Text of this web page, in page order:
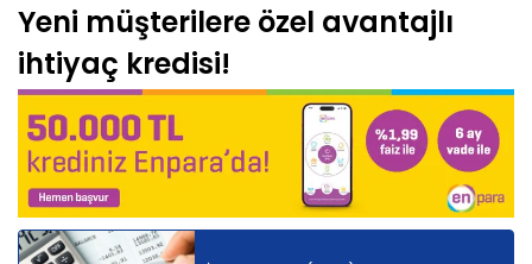
Yeni müşterilere özel avantajlı
ihtiyaç kredisi!